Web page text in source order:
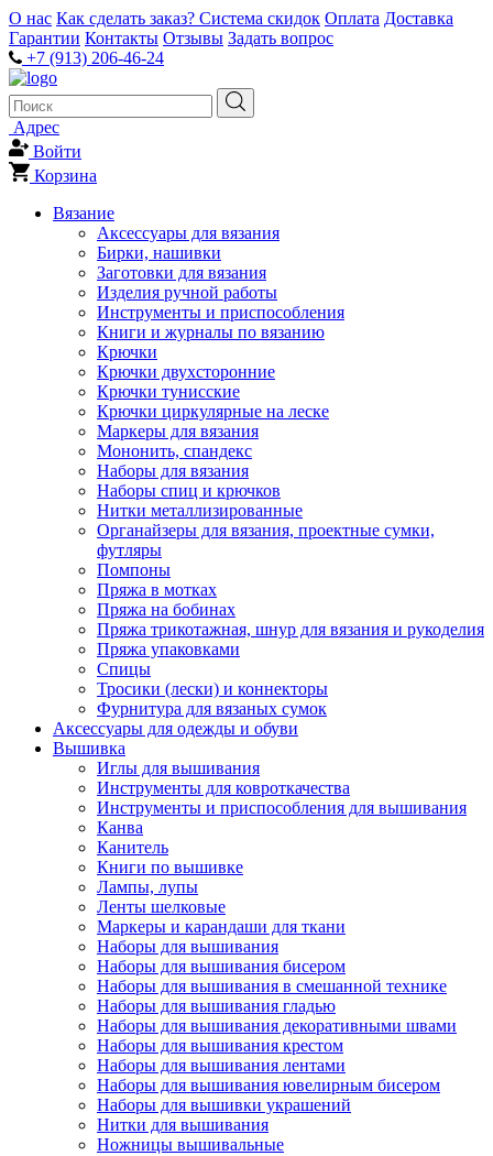
О нас Как сделать заказ? Система скидок Оплата Доставка
Гарантии Контакты Отзывы Задать вопрос
+7 (913) 206-46-24
Адрес
Войти
Корзина
Вязание
Аксессуары для вязания
Бирки, нашивки
Заготовки для вязания
Изделия ручной работы
Инструменты и приспособления
Книги и журналы по вязанию
Крючки
Крючки двухсторонние
Крючки тунисские
Крючки циркулярные на леске
Маркеры для вязания
Мононить, спандекс
Наборы для вязания
Наборы спиц и крючков
Нитки металлизированные
Органайзеры для вязания, проектные сумки,
футляры
Помпоны
Пряжа в мотках
Пряжа на бобинах
Пряжа трикотажная, шнур для вязания и рукоделия
Пряжа упаковками
Спицы
Тросики (лески) и коннекторы
Фурнитура для вязаных сумок
Аксессуары для одежды и обуви
Вышивка
Иглы для вышивания
Инструменты для ковроткачества
Инструменты и приспособления для вышивания
Канва
Канитель
Книги по вышивке
Лампы, лупы
Ленты шелковые
Маркеры и карандаши для ткани
Наборы для вышивания
Наборы для вышивания бисером
Наборы для вышивания в смешанной технике
Наборы для вышивания гладью
Наборы для вышивания декоративными швами
Наборы для вышивания крестом
Наборы для вышивания лентами
Наборы для вышивания ювелирным бисером
Наборы для вышивки украшений
Нитки для вышивания
Ножницы вышивальные